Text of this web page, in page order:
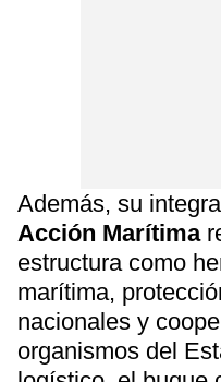
Además, su
Acción Marítima
estructura como
marítima,
nacionales y
organismos del